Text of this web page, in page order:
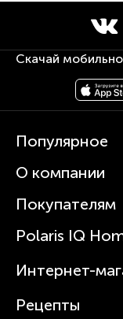
Скачай
Популярное
Кофемашины
Вертикальные
Зубные щетки и
Увлажнители
Посуда
О компании
О Polaris
Статьи
Покупателям
Сервисные центры
Где купить
Polaris IQ
Интернет-
Рецепты